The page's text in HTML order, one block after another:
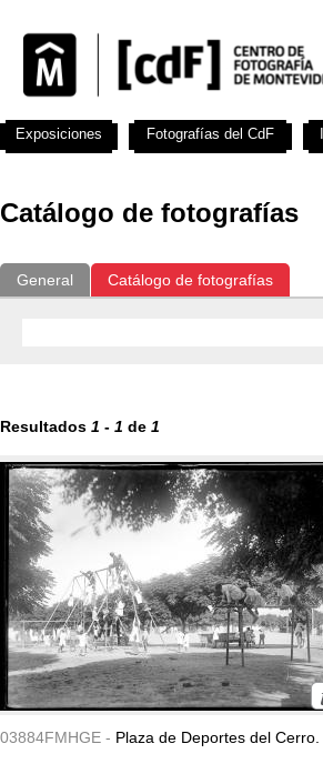
Catálogo de fotografías
General Catálogo de fotografías
Resultados 1 - 1 de 1
03884FMHGE - Plaza de Deportes del Cerro.
Exposiciones Fotografías del CdF